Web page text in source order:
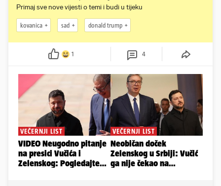
Primaj sve nove vijesti o temi i budi u tijeku
kovanica sad donald trump
1 4